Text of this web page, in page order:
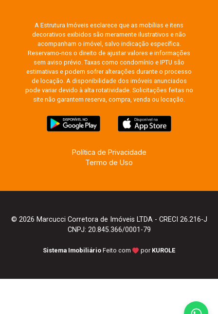
A Estrutura Imóveis esclarece que as mobílias e itens
decorativos exibidos são meramente ilustrativos e não
acompanham o imóvel, salvo indicação específica.
Reservamo-nos o direito de ajustar valores e informações
sem aviso prévio. Taxas como condomínio e IPTU são
estimativas e podem sofrer alterações durante o processo
de locação. A disponibilidade dos imóveis anunciados
pode variar devido à alta rotatividade. Solicitações feitas no
site não garantem reserva, compra, venda ou locação.
Política de Privacidade
Termo de Uso
© 2026 Marcucci Corretora de Imóveis LTDA - CRECI 26.216-J
CNPJ: 20.845.366/0001-79
Sistema Imobiliário Feito com por KUROLE